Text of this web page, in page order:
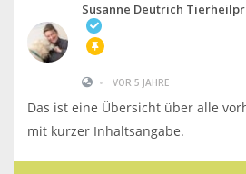
Susanne Deutrich
• VOR 5 JAHRE
Das ist eine Übersicht über alle
mit kurzer Inhaltsangabe.